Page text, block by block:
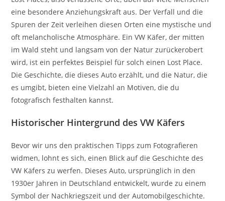
eine besondere Anziehungskraft aus. Der Verfall und die
Spuren der Zeit verleihen diesen Orten eine mystische und
oft melancholische Atmosphäre. Ein VW Käfer, der mitten
im Wald steht und langsam von der Natur zurückerobert
wird, ist ein perfektes Beispiel für solch einen Lost Place.
Die Geschichte, die dieses Auto erzählt, und die Natur, die
es umgibt, bieten eine Vielzahl an Motiven, die du
fotografisch festhalten kannst.
Historischer Hintergrund des VW Käfers
Bevor wir uns den praktischen Tipps zum Fotografieren
widmen, lohnt es sich, einen Blick auf die Geschichte des
VW Käfers zu werfen. Dieses Auto, ursprünglich in den
1930er Jahren in Deutschland entwickelt, wurde zu einem
Symbol der Nachkriegszeit und der Automobilgeschichte.